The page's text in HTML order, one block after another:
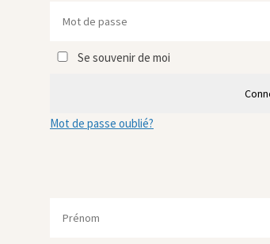
Se souvenir de moi
Mot de passe oublié?